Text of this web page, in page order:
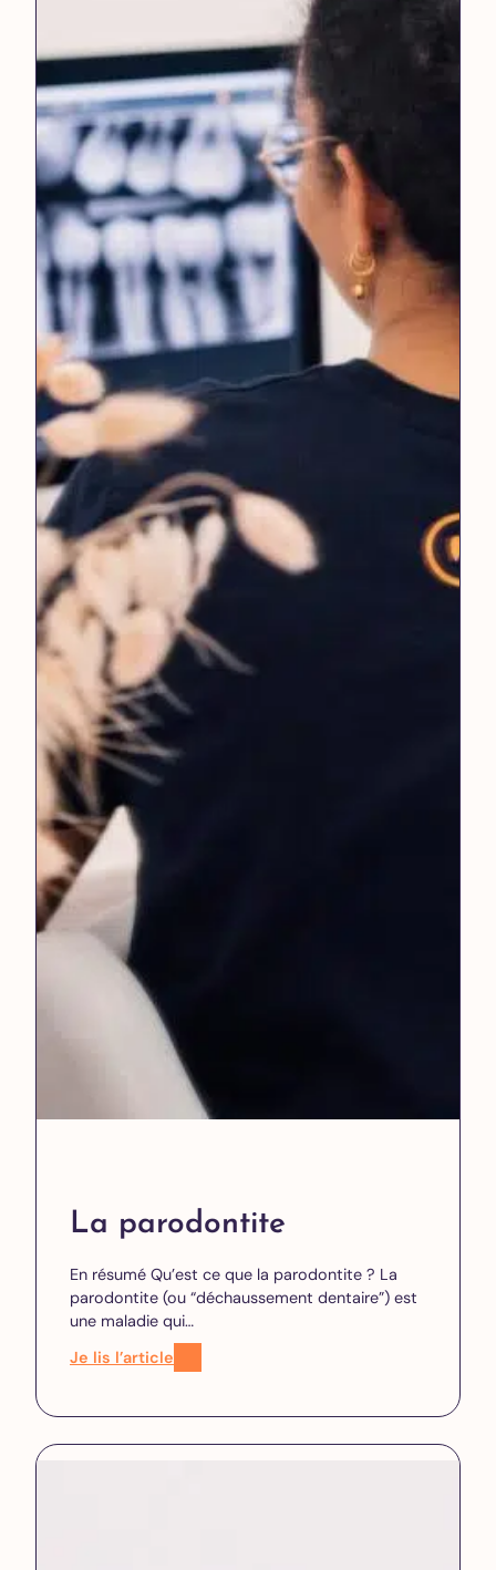
La parodontite
En résumé Qu’est ce que la parodontite ? La
parodontite (ou “déchaussement dentaire”) est
une maladie qui…
Je lis l’article